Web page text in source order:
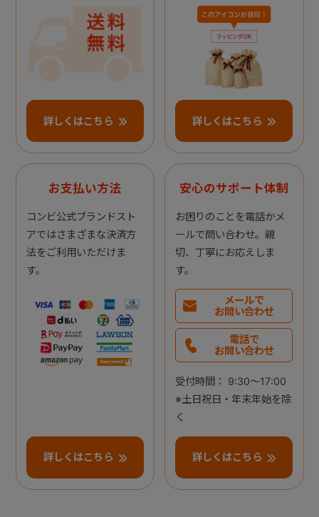
詳しくはこちら 詳しくはこちら
お支払い方法
コンビ公式ブランドスト
アではさまざまな決済方
法をご利用いただけま
す。
詳しくはこちら
安心のサポート体制
お困りのことを電話かメ
ールで問い合わせ。親
切、丁寧にお応えしま
す。
メールで
お問い合わせ
電話で
お問い合わせ
受付時間： 9:30～17:00
※土日祝日・年末年始を除
く
詳しくはこちら